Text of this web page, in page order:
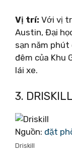
Vị trí: Với vị
Austin, Đại
sạn năm
đêm của Khu
lái xe.
3. DRISKILL
Nguồn: đặt
Driskill